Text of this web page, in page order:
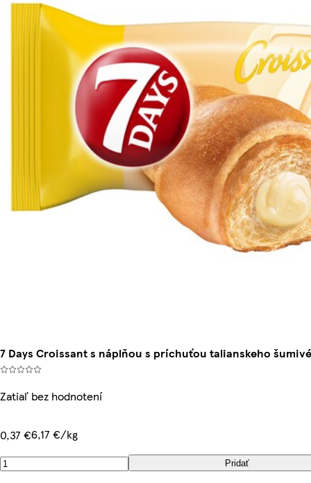
7 Days Croissant s náplňou s príchuťou talianskeho
Zatiaľ bez hodnotení
0,37 €6,17 €/kg
Pridať